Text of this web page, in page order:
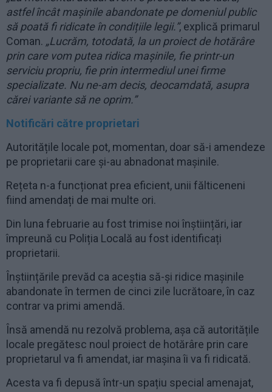
astfel încât mașinile abandonate pe domeniul public
să poată fi ridicate în condițiile legii.”, explică primarul
Coman. „Lucrăm, totodată, la un proiect de hotărâre
prin care vom putea ridica mașinile, fie printr-un
serviciu propriu, fie prin intermediul unei firme
specializate. Nu ne-am decis, deocamdată, asupra
cărei variante să ne oprim.”
Notificări către proprietari
Autoritățile locale pot, momentan, doar să-i amendeze
pe proprietarii care și-au abnadonat mașinile.
Rețeta n-a funcționat prea eficient, unii fălticeneni
fiind amendați de mai multe ori.
Din luna februarie au fost trimise noi înștiințări, iar
împreună cu Poliția Locală au fost identificați
proprietarii.
Înștiințările prevăd ca aceștia să-și ridice mașinile
abandonate în termen de cinci zile lucrătoare, în caz
contrar va primi amendă.
Însă amendă nu rezolvă problema, așa că autoritățile
locale pregătesc noul proiect de hotărâre prin care
proprietarul va fi amendat, iar mașina îi va fi ridicată.
Acesta va fi depusă într-un spațiu special amenajat,